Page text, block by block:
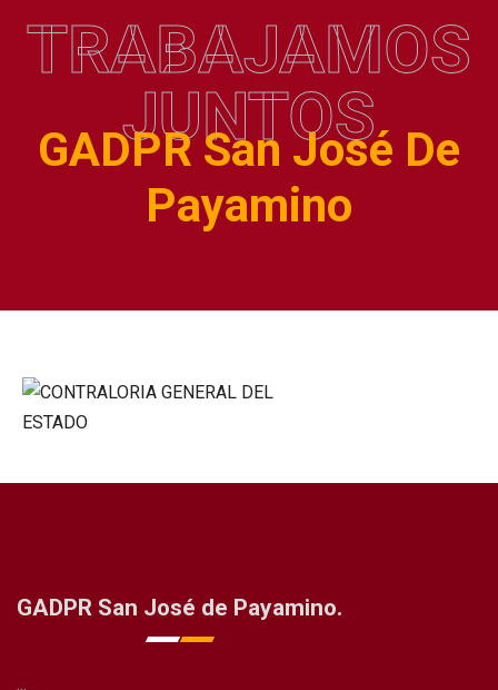
TRABAJAMOS
JUNTOS
GADPR San José De
Payamino
GADPR San José de Payamino.
...